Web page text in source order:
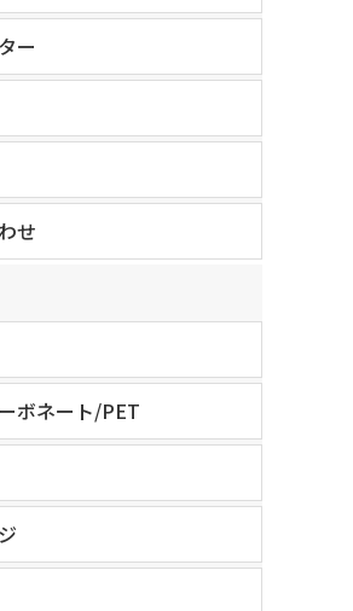
ー
せ
ボネート/PET